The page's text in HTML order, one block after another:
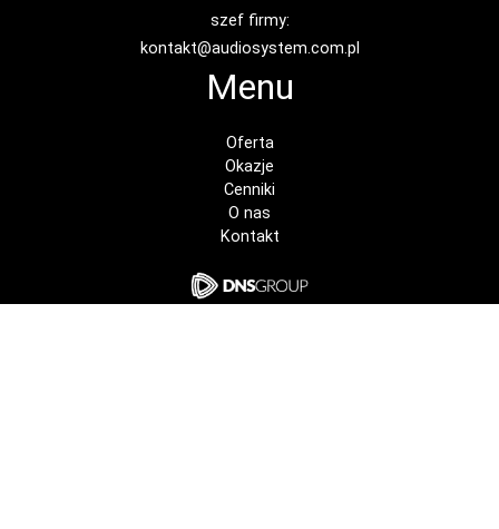
szef firmy:
kontakt@audiosystem.com.pl
Menu
Oferta
Okazje
Cenniki
O nas
Kontakt